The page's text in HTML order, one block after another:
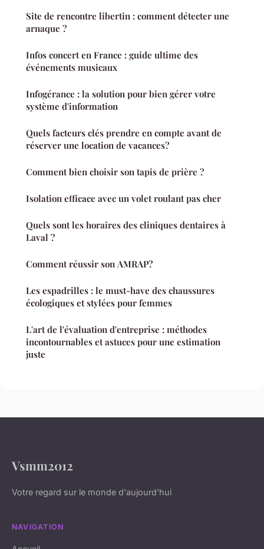
Site de rencontre libertin : comment détecter une
arnaque ?
Infos concert en France : guide ultime des
événements musicaux
Infogérance : la solution pour bien gérer votre
système d'information
Quels facteurs clés prendre en compte avant de
réserver une location de vacances?
Comment bien choisir son tapis de prière ?
Isolation efficace avec un volet roulant pas cher
Quels sont les horaires des cliniques dentaires à
Laval ?
Comment réussir son AMRAP?
Les espadrilles : le must-have des chaussures
écologiques et stylées pour femmes
L'art de l'évaluation d'entreprise : méthodes
incontournables et astuces pour une estimation
juste
Vsmm2012
Votre regard sur le monde d'aujourd'hui
NAVIGATION